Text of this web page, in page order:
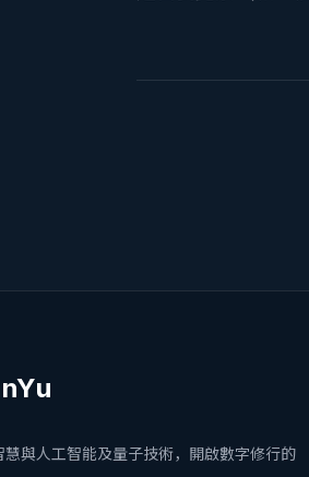
慧與人工智能及量子技術，開啟數字修行的